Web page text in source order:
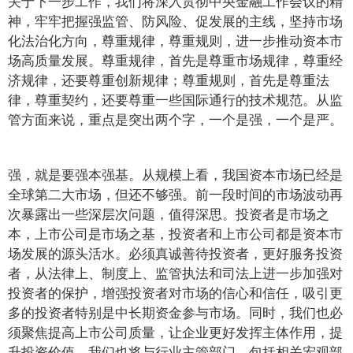
神，牢牢把握强监管、防风险、促发展的主线，坚持市场
化法治化方向，尊重规律，尊重规则，进一步推动资本市
场高质量发展。尊重规律，首先是尊重市场规律，尊重经
济规律，还要尊重创新规律；尊重规则，首先是尊重法
律，尊重契约，还要尊重一些国际通行的技术规范。从监
管方面来说，重点是突出两个字，一个是强，一个是严。
强，就是要强本强基。从规模上看，我国资本市场已经是
全球第二大市场，但还不够强。前一段时间的市场波动再
次暴露出一些深层次问题，值得深思。投资者是市场之
本，上市公司是市场之基，投资者和上市公司都是资本市
场发展的源头活水。必须真诚善待投资者，更好服务投资
者，从法律上、制度上、监管执法和司法上进一步加强对
投资者的保护，增强投资者对市场的信心和信任，吸引更
多的投资者特别是中长期资金参与市场。同时，我们也必
须聚焦提高上市公司质量，让企业更好发挥主体作用，提